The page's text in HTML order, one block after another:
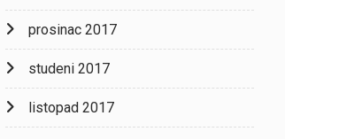
prosinac 2017
studeni 2017
listopad 2017